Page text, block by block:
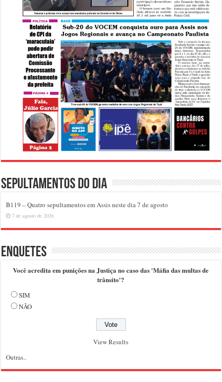
Sepultamentos do dia
B119 – Quatro sepultamentos em Assis neste dia 7 de agosto
7 de agosto de 2026
Enquetes
Você acredita em punições na Justiça no caso das 'Máfia das multas de
trânsito'?
SIM
NÃO
View Results
Outras..